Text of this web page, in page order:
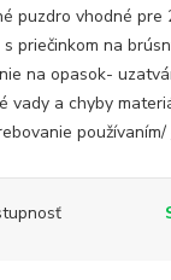
puzdro vhodné pre
s priečinkom na
na opasok-
vady a chyby
používaním/